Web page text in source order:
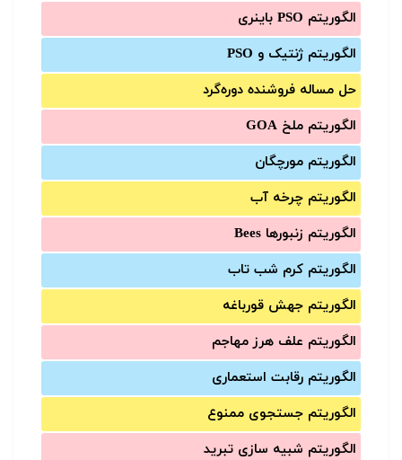
الگوریتم PSO باینری
الگوریتم ژنتیک و PSO
حل مساله فروشنده دوره‌گرد
الگوریتم ملخ GOA
الگوریتم مورچگان
الگوریتم چرخه آب
الگوریتم زنبورها Bees
الگوریتم کرم شب تاب
الگوریتم جهش قورباغه
الگوریتم علف هرز مهاجم
الگوریتم رقابت استعماری
الگوریتم جستجوی ممنوع
الگوریتم شبیه سازی تبرید